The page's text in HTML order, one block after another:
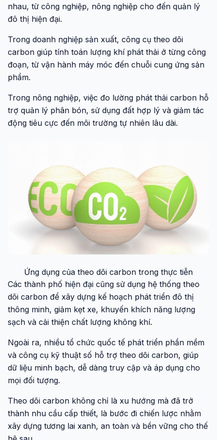
nhau, từ công nghiệp, nông nghiệp cho đến quản lý
đô thị hiện đại.
Trong doanh nghiệp sản xuất, công cụ theo dõi
carbon giúp tính toán lượng khí phát thải ở từng công
đoạn, từ vận hành máy móc đến chuỗi cung ứng sản
phẩm.
Trong nông nghiệp, việc đo lường phát thải carbon hỗ
trợ quản lý phân bón, sử dụng đất hợp lý và giảm tác
động tiêu cực đến môi trường tự nhiên lâu dài.
Ứng dụng của theo dõi carbon trong thực tiễn
Các thành phố hiện đại cũng sử dụng hệ thống theo
dõi carbon để xây dựng kế hoạch phát triển đô thị
thông minh, giảm kẹt xe, khuyến khích năng lượng
sạch và cải thiện chất lượng không khí.
Ngoài ra, nhiều tổ chức quốc tế phát triển phần mềm
và công cụ kỹ thuật số hỗ trợ theo dõi carbon, giúp
dữ liệu minh bạch, dễ dàng truy cập và áp dụng cho
mọi đối tượng.
Theo dõi carbon không chỉ là xu hướng mà đã trở
thành nhu cầu cấp thiết, là bước đi chiến lược nhằm
xây dựng tương lai xanh, an toàn và bền vững cho thế